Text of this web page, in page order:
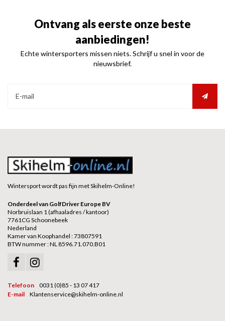
Ontvang als eerste onze beste
aanbiedingen!
Echte wintersporters missen niets. Schrijf u snel in voor de
nieuwsbrief.
Wintersport wordt pas fijn met Skihelm-Online!
Onderdeel van GolfDriver Europe BV
Norbruislaan 1 (afhaaladres / kantoor)
7761CG Schoonebeek
Nederland
Kamer van Koophandel : 73807591
BTW nummer : NL 8596.71.070.B01
Telefoon
0031 (0)85 - 13 07 417
E-mail
Klantenservice@skihelm-online.nl